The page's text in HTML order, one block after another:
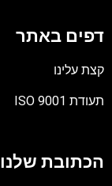
דפים באתר
קצת עלינו
תעודת ISO 9001
PDF
הכתובת שלנו